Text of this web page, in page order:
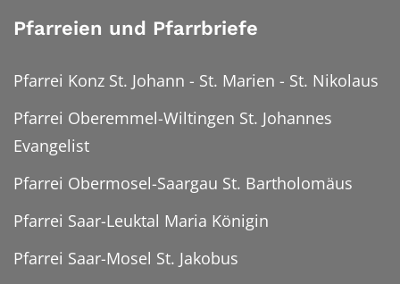
Pfarreien und Pfarrbriefe
Pfarrei Konz St. Johann - St. Marien - St. Nikolaus
Pfarrei Oberemmel-Wiltingen St. Johannes
Evangelist
Pfarrei Obermosel-Saargau St. Bartholomäus
Pfarrei Saar-Leuktal Maria Königin
Pfarrei Saar-Mosel St. Jakobus